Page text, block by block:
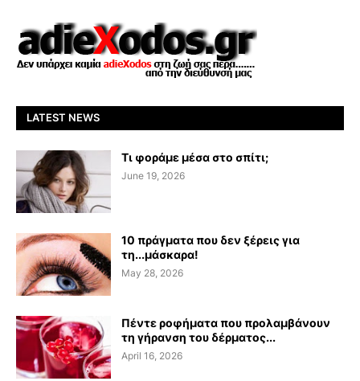
LATEST NEWS
Τι φοράμε μέσα στο σπίτι;
June 19, 2026
10 πράγματα που δεν ξέρεις για
τη...μάσκαρα!
May 28, 2026
Πέντε ροφήματα που προλαμβάνουν
τη γήρανση του δέρματος...
April 16, 2026